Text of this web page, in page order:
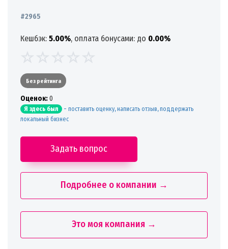
#2965
Кешбэк: 5.00%, оплата бонусами: до 0.00%
Без рейтинга
Oценок:0
Я здесь был - поставить оценку, написать отзыв, поддержать
локальный бизнес
Задать вопрос
Подробнее о компании →
Это моя компания →